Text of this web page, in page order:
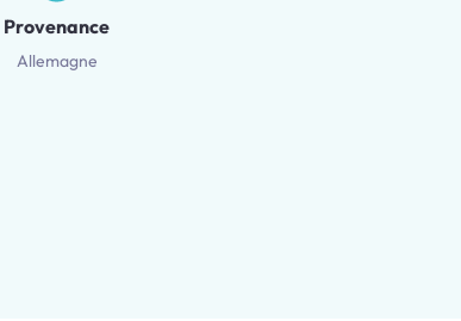
Provenance
Allemagne